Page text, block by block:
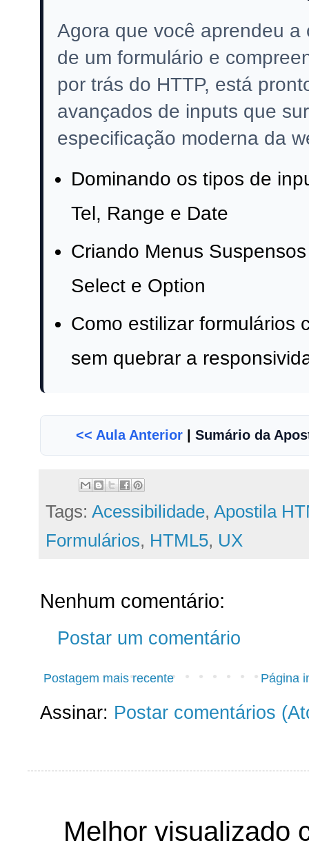
Agora que você aprendeu
de um formulário e
por trás do HTTP, está
avançados de inputs que
especificação moderna da
Dominando os tipos de
Tel, Range e Date
Criando Menus
Select e Option
Como estilizar formulários
sem quebrar a
<< Aula Anterior| Sumário da
Tags: Acessibilidade, Apostila
Formulários, HTML5, UX
Nenhum comentário:
Postar um comentário
Postagem mais recente Página
Assinar: Postar comentários
Melhor visualizado